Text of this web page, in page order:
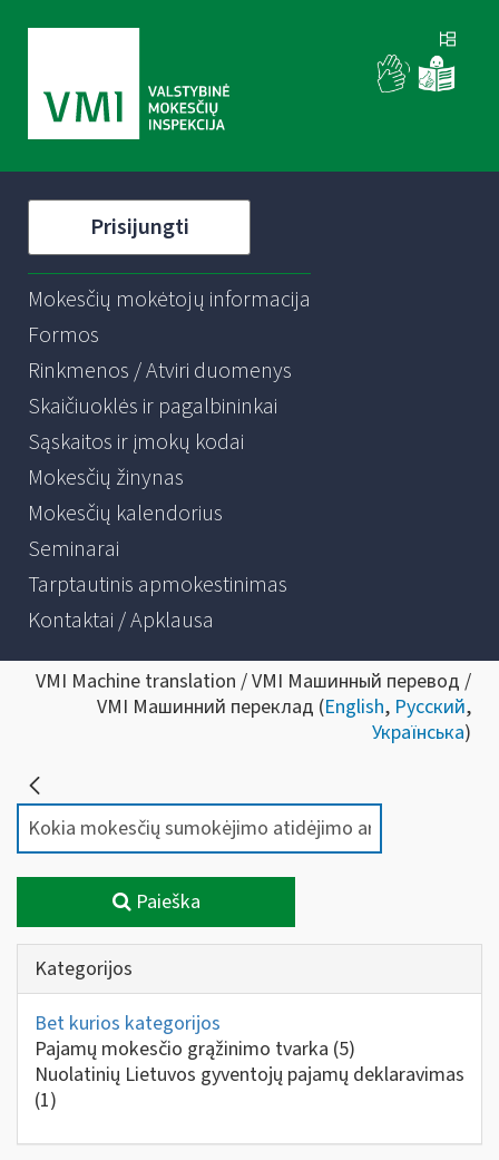
Prisijungti
Mokesčių mokėtojų informacija
Formos
Rinkmenos / Atviri duomenys
Skaičiuoklės ir pagalbininkai
Sąskaitos ir įmokų kodai
Mokesčių žinynas
Mokesčių kalendorius
Seminarai
Tarptautinis apmokestinimas
Kontaktai / Apklausa
VMI Machine translation / VMI Машинный перевод /
VMI Машинний переклад (English, Русский,
Українська)
Paieška
Kategorijos
Bet kurios kategorijos
Pajamų mokesčio grąžinimo tvarka (5)
Nuolatinių Lietuvos gyventojų pajamų deklaravimas
(1)